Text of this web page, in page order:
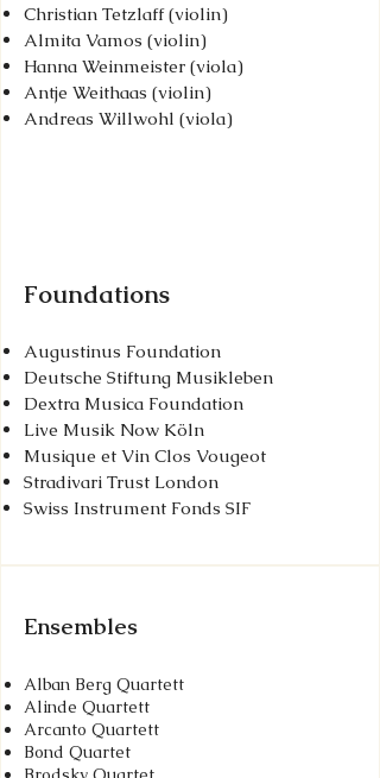
Christian Tetzlaff (violin)
Almita Vamos (violin)
Hanna Weinmeister (viola)
Antje Weithaas (violin)
Andreas Willwohl (viola)
Foundations
Augustinus Foundation
Deutsche Stiftung Musikleben
Dextra Musica Foundation
Live Musik Now Köln
Musique et Vin Clos Vougeot
Stradivari Trust London
​Swiss Instrument Fonds SIF
Ensembles
Alban Berg Quartett
Alinde Quartett
Arcanto Quartett
Bond Quartet